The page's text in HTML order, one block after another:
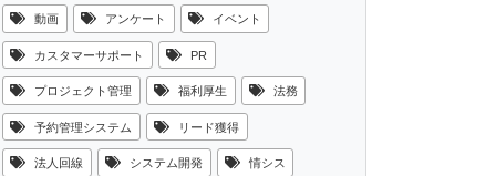
動画 アンケート イベント
カスタマーサポート PR
プロジェクト管理 福利厚生 法務
予約管理システム リード獲得
法人回線 システム開発 情シス